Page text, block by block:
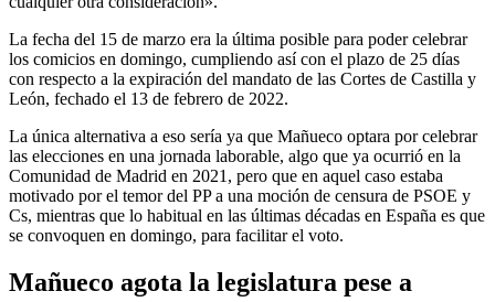
La fecha del 15 de marzo era la última posible para poder celebrar
los comicios en domingo, cumpliendo así con el plazo de 25 días
con respecto a la expiración del mandato de las Cortes de Castilla y
León, fechado el 13 de febrero de 2022.
La única alternativa a eso sería ya que Mañueco optara por celebrar
las elecciones en una jornada laborable, algo que ya ocurrió en la
Comunidad de Madrid en 2021, pero que en aquel caso estaba
motivado por el temor del PP a una moción de censura de PSOE y
Cs, mientras que lo habitual en las últimas décadas en España es que
se convoquen en domingo, para facilitar el voto.
Mañueco agota la legislatura pese a